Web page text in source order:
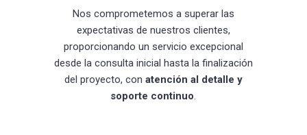
Nos comprometemos a superar las
expectativas de nuestros clientes,
proporcionando un servicio excepcional
desde la consulta inicial hasta la finalización
del proyecto, con atención al detalle y
soporte continuo.